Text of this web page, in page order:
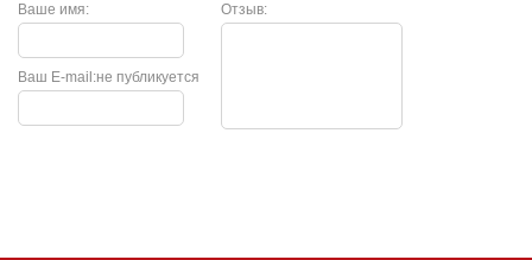
Ваше имя: Отзыв:
не публикуется
Ваш E-mail: